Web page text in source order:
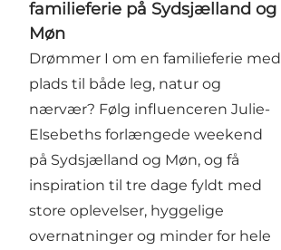
familieferie på Sydsjælland og
Møn
Drømmer I om en familieferie med
plads til både leg, natur og
nærvær? Følg influenceren Julie-
Elsebeths forlængede weekend
på Sydsjælland og Møn, og få
inspiration til tre dage fyldt med
store oplevelser, hyggelige
overnatninger og minder for hele